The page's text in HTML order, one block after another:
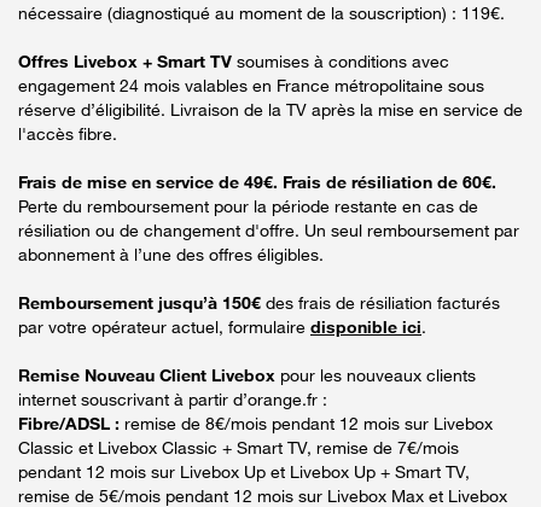
nécessaire (diagnostiqué au moment de la souscription) : 119€.
Offres Livebox + Smart TV soumises à conditions avec
engagement 24 mois valables en France métropolitaine sous
réserve d’éligibilité. Livraison de la TV après la mise en service de
l'accès fibre.
Frais de mise en service de 49€. Frais de résiliation de 60€.
Perte du remboursement pour la période restante en cas de
résiliation ou de changement d'offre. Un seul remboursement par
abonnement à l’une des offres éligibles.
Remboursement jusqu’à 150€ des frais de résiliation facturés
par votre opérateur actuel, formulaire disponible ici.
Remise Nouveau Client Livebox pour les nouveaux clients
internet souscrivant à partir d’orange.fr :
Fibre/ADSL : remise de 8€/mois pendant 12 mois sur Livebox
Classic et Livebox Classic + Smart TV, remise de 7€/mois
pendant 12 mois sur Livebox Up et Livebox Up + Smart TV,
remise de 5€/mois pendant 12 mois sur Livebox Max et Livebox